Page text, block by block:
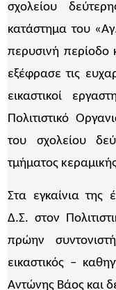
σχολείου
κατάστημα του
περυσινή
εξέφρασε τις
εικαστικοί
Πολιτιστικό
του σχολείου
τμήματος
Στα εγκαίνια της
Δ.Σ. στον
πρώην
εικαστικός –
Αντώνης Βάος και